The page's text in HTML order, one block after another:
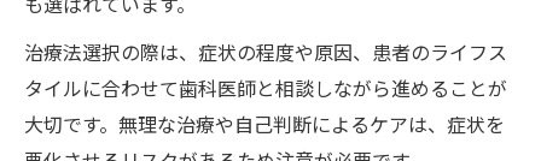
治療法選択の際は、症状の程度や原因、患者のライフス
タイルに合わせて歯科医師と相談しながら進めることが
大切です。無理な治療や自己判断によるケアは、症状を